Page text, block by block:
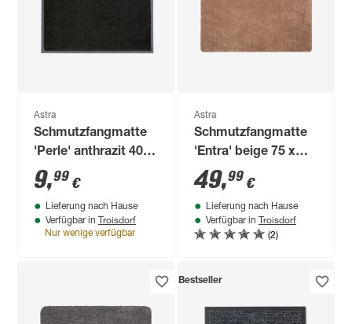
Astra
Schmutzfangmatte
'Perle' anthrazit 40 x
60 cm
9,99 €
Lieferung nach Hause
Verfügbar in Troisdorf
Nur wenige verfügbar
Astra
Schmutzfangmatte
'Entra' beige 75 x
130 cm
49,99 €
Lieferung nach Hause
Verfügbar in Troisdorf
(2)
Bestseller